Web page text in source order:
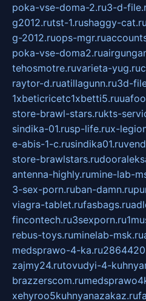
poka-vse-doma-2.ru3-d-
g2012.rutst-1.rushaggy-cat.ru
g-2012.ruops-mgr.ru
poka-vse-doma2.ru
tehosmotre.ruvarieta-yug.ru
raytor-d.ruatillagunn.ru3d-
1xbeticricetc1xbetti5.ru
store-brawl-stars.rukts-
sindika-01.rusp-life.rux-
e-abis-1-c.rusindika01.ru
store-brawlstars.ru
antenna-highly.rumine-lab-
3-sex-porn.ruban-damn.ru
viagra-tablet.rufasbags.ru
fincontech.ru3sexporn.ru
rebus-toys.ruminelab-msk.ru
medsprawo-4-ka.ru
zajmy24.rutovudyi-4-
brazzerscom.ru
xehyroo5kuhnyanazakaz.ru